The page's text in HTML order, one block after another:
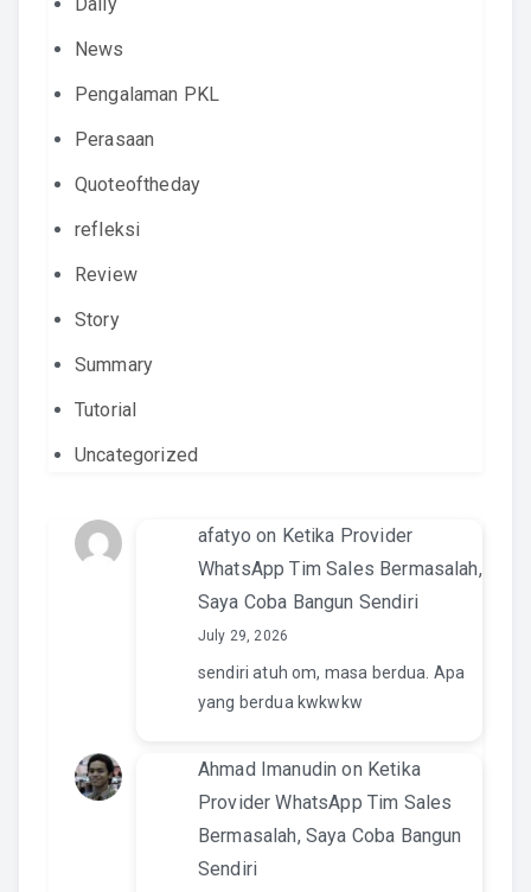
News
Pengalaman PKL
Perasaan
Quoteoftheday
refleksi
Review
Story
Summary
Tutorial
Uncategorized
afatyo on Ketika Provider
WhatsApp Tim Sales Bermasalah,
Saya Coba Bangun Sendiri
July 29, 2026
sendiri atuh om, masa berdua. Apa
yang berdua kwkwkw
Ahmad Imanudin on Ketika
Provider WhatsApp Tim Sales
Bermasalah, Saya Coba Bangun
Sendiri